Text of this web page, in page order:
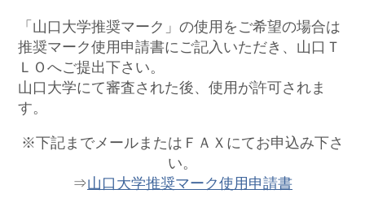
「山口大学推奨マーク」の使用をご希望の場合は
推奨マーク使用申請書にご記入いただき、山口Ｔ
ＬＯへご提出下さい。
山口大学にて審査された後、使用が許可されま
す。
※下記までメールまたはＦＡＸにてお申込み下さ
い。
⇒山口大学推奨マーク使用申請書